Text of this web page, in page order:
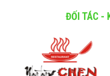
ĐỐI TÁC -